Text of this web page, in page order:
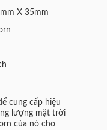
X 35mm
cung cấp hiệu
lượng mặt trời
của nó cho